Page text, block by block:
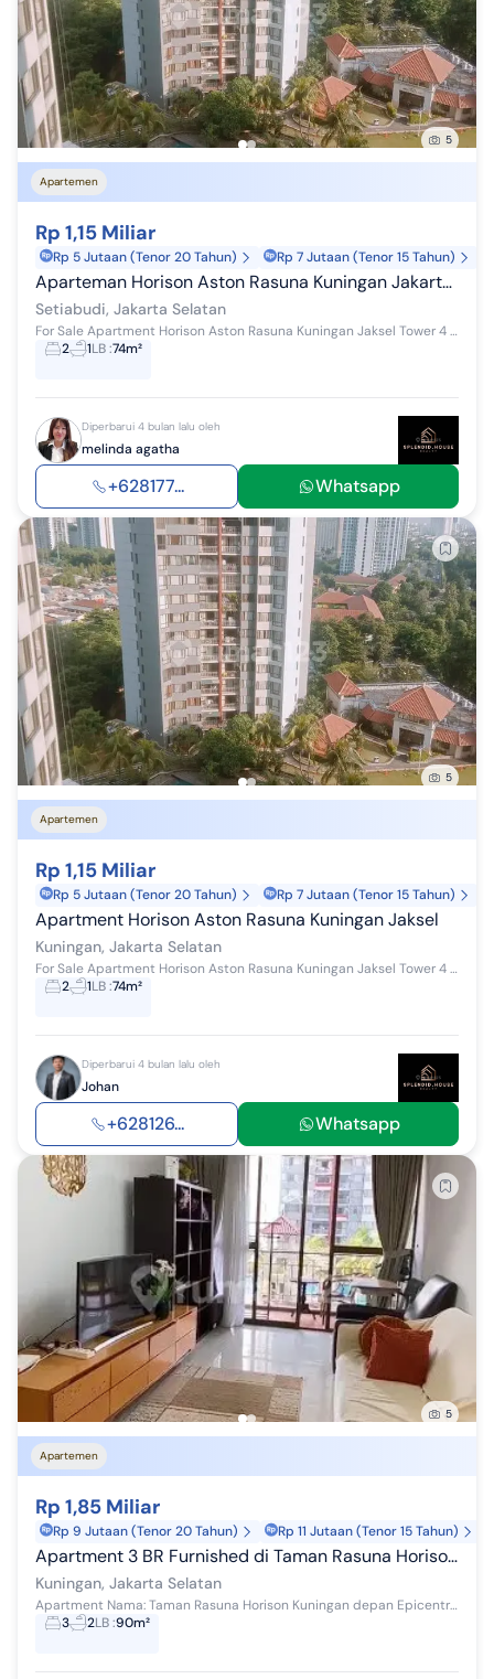
5
Apartemen
Rp 1,15 Miliar
Rp 5 Jutaan (Tenor 20 Tahun) Rp 7 Jutaan (Tenor 15 Tahun)
Aparteman Horison Aston Rasuna Kuningan Jakarta Selatan
Setiabudi, Jakarta Selatan
For Sale Apartment Horison Aston Rasuna Kuningan Jaksel Tower 4 Lantai 18 View Pool Size 74 m2 Bedroom 2 Bathroom 1 Furnished Shmrs Jual Cepat 1....
2
1LB:74m²
Diperbarui 4 bulan lalu oleh
melinda agatha
+628177... Whatsapp
5
Apartemen
Rp 1,15 Miliar
Rp 5 Jutaan (Tenor 20 Tahun) Rp 7 Jutaan (Tenor 15 Tahun)
Apartment Horison Aston Rasuna Kuningan Jaksel
Kuningan, Jakarta Selatan
For Sale Apartment Horison Aston Rasuna Kuningan Jaksel Tower 4 Lantai 18 View Pool Size 74 m2 Bedroom 2 Bathroom 1 Furnished Shmrs Jual Cepat 1....
2
1LB:74m²
Diperbarui 4 bulan lalu oleh
Johan
+628126... Whatsapp
5
Apartemen
Rp 1,85 Miliar
Rp 9 Jutaan (Tenor 20 Tahun) Rp 11 Jutaan (Tenor 15 Tahun)
Apartment 3 BR Furnished di Taman Rasuna Horison Kuningan Jaksel
Kuningan, Jakarta Selatan
Apartment Nama: Taman Rasuna Horison Kuningan depan Epicentrum Tower 4/ 08 / Kolam Renang dan view gedung2 Size : 90m2 3BR 2 Bathroom Study Room: ...
3
2LB:90m²